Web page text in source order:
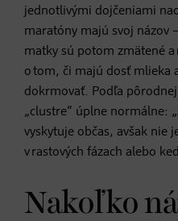
jednotlivými dojčeniami
maratóny majú svoj názov
matky sú potom zmätené a
o tom, či majú dosť mlieka
dokrmovať. Podľa
„clustre“ úplne normálne:
vyskytuje občas, avšak nie
v rastových fázach alebo
Nakoľko